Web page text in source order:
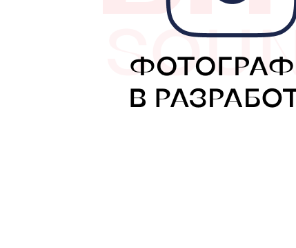
САБВУФЕРЫ